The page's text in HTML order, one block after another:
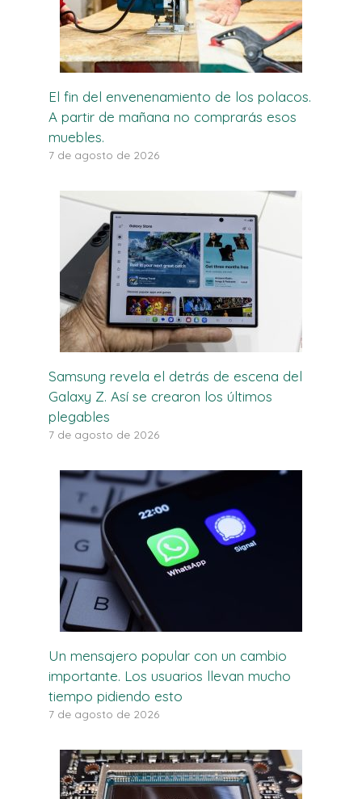
El fin del envenenamiento de los polacos.
A partir de mañana no comprarás esos
muebles.
7 de agosto de 2026
Samsung revela el detrás de escena del
Galaxy Z. Así se crearon los últimos
plegables
7 de agosto de 2026
Un mensajero popular con un cambio
importante. Los usuarios llevan mucho
tiempo pidiendo esto
7 de agosto de 2026